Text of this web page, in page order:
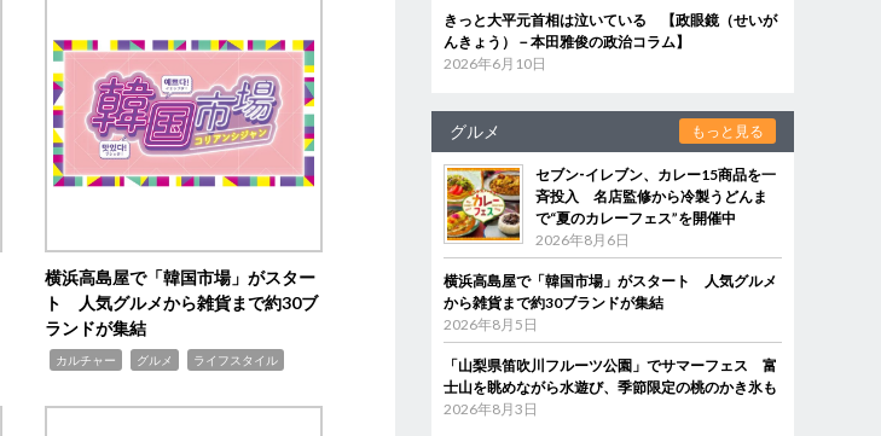
横浜高島屋で「韓国市場」がスター
ト 人気グルメから雑貨まで約30ブ
ランドが集結
カルチャー グルメ ライフスタイル
きっと大平元首相は泣いている 【政眼鏡（せいが
んきょう）－本田雅俊の政治コラム】
2026年6月10日
グルメ もっと見る
セブン‐イレブン、カレー15商品を一
斉投入 名店監修から冷製うどんま
で“夏のカレーフェス”を開催中
2026年8月6日
横浜高島屋で「韓国市場」がスタート 人気グルメ
から雑貨まで約30ブランドが集結
2026年8月5日
「山梨県笛吹川フルーツ公園」でサマーフェス 富
士山を眺めながら水遊び、季節限定の桃のかき氷も
2026年8月3日